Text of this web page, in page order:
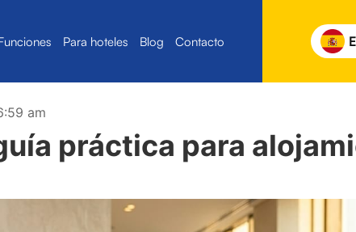
Para hoteles Blog Contacto
am
práctica para